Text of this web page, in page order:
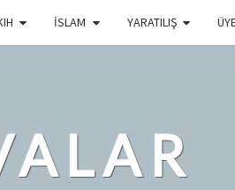
İSLAM YARATILIŞ